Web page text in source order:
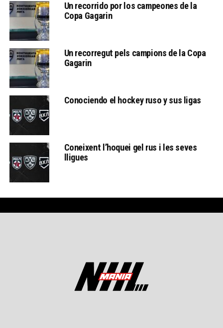
Un recorrido por los campeones de la
Copa Gagarin
Un recorregut pels campions de la Copa
Gagarin
Conociendo el hockey ruso y sus ligas
Coneixent l’hoquei gel rus i les seves
lligues